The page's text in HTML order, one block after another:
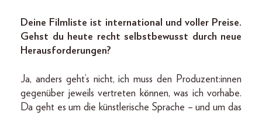
Deine Filmliste ist international und voller Preise.
Gehst du heute recht selbstbewusst durch neue
Herausforderungen?
Ja, anders geht’s nicht, ich muss den Produzent:innen
gegenüber jeweils vertreten können, was ich vorhabe.
Da geht es um die künstlerische Sprache – und um das